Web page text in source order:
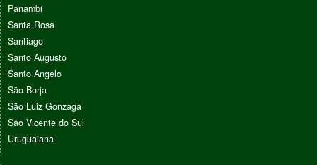
Panambi
Santa Rosa
Santiago
Santo Augusto
Santo Ângelo
São Borja
São Luiz Gonzaga
São Vicente do Sul
Uruguaiana